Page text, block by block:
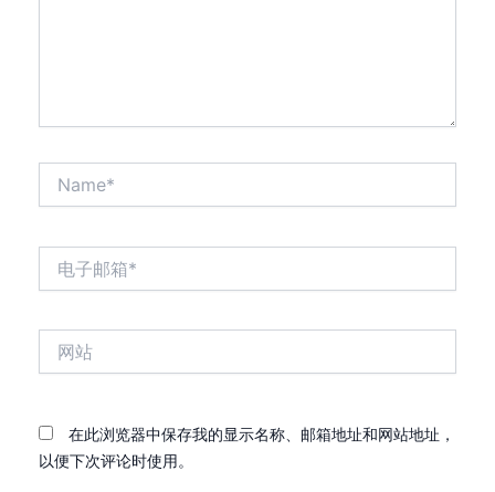
在此浏览器中保存我的显示名称、邮箱地址和网站地址，
以便下次评论时使用。